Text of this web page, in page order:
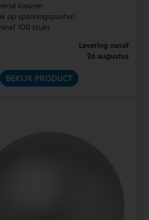
kleuren
op spanningspunten
100 stuks
Levering vanaf
26 augustus
BEKIJK PRODUCT